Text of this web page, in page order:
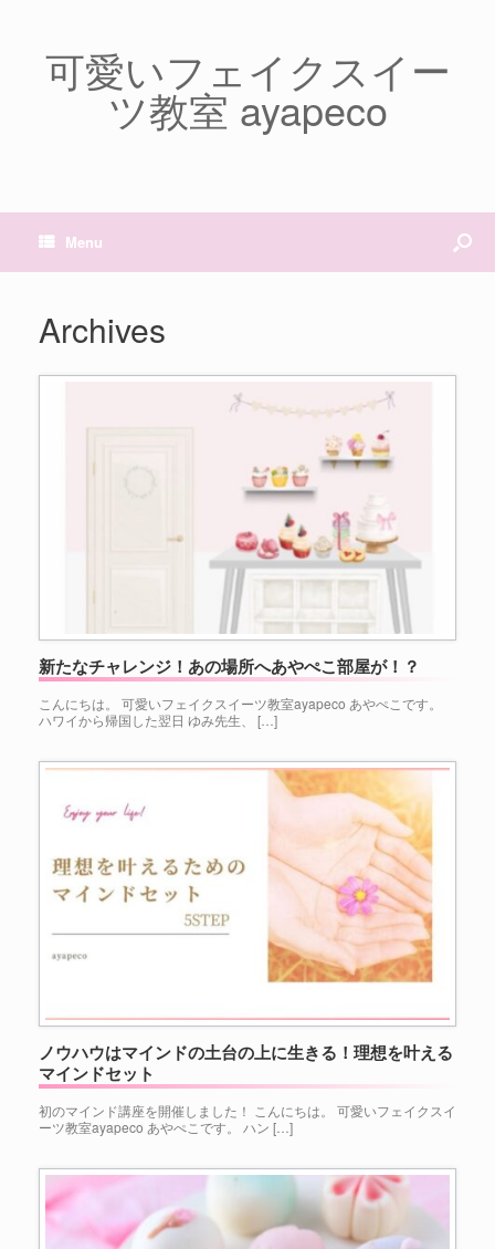
可愛いフェイクスイー
ツ教室 ayapeco
Menu
Archives
新たなチャレンジ！あの場所へあやぺこ部屋が！？
こんにちは。 可愛いフェイクスイーツ教室ayapeco あやぺこです。 ⁡
ハワイから帰国した翌日 ゆみ先生、 […]
ノウハウはマインドの土台の上に生きる！理想を叶える
マインドセット
初のマインド講座を開催しました！ こんにちは。 可愛いフェイクスイ
ーツ教室ayapeco あやぺこです。 ハン […]